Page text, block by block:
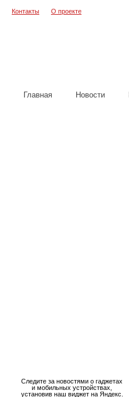
Контакты О проекте
Главная Новости
Следите за новостями о гаджетах
и мобильных устройствах,
установив наш виджет на Яндекс.